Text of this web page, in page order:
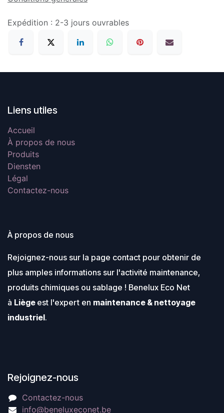
Expédition : 2-3 jours ouvrables
Liens utiles
Accueil
À propos de nous
Produits
Diensten
Légal
Contactez-nous
À propos de nous
Rejoignez-nous sur la page contact pour obtenir de
plus amples informations sur l'activité maintenance,
produits chimiques ou sablage ! Benelux Eco Net
à Liège est l'expert en maintenance & nettoyage
industriel.
Rejoignez-nous
Contactez-nous
info@beneluxeconet.be